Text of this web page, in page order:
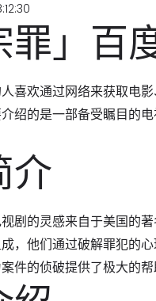
罪」
喜欢通过网络来获取电
绍的是一部备受瞩目的
介
视剧的灵感来自于美国的
，他们通过破解罪犯的
件的侦破提供了极大的帮